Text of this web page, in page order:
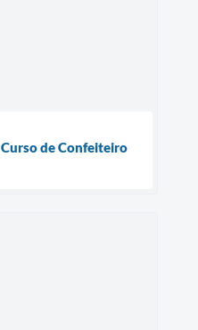
de Confeiteiro